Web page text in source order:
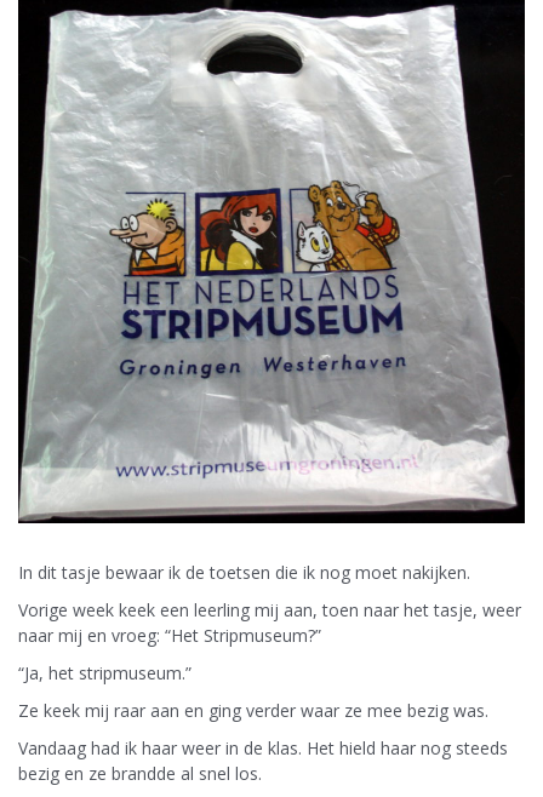
In dit tasje bewaar ik de toetsen die ik nog moet nakijken.
Vorige week keek een leerling mij aan, toen naar het tasje, weer
naar mij en vroeg: “Het Stripmuseum?”
“Ja, het stripmuseum.”
Ze keek mij raar aan en ging verder waar ze mee bezig was.
Vandaag had ik haar weer in de klas. Het hield haar nog steeds
bezig en ze brandde al snel los.